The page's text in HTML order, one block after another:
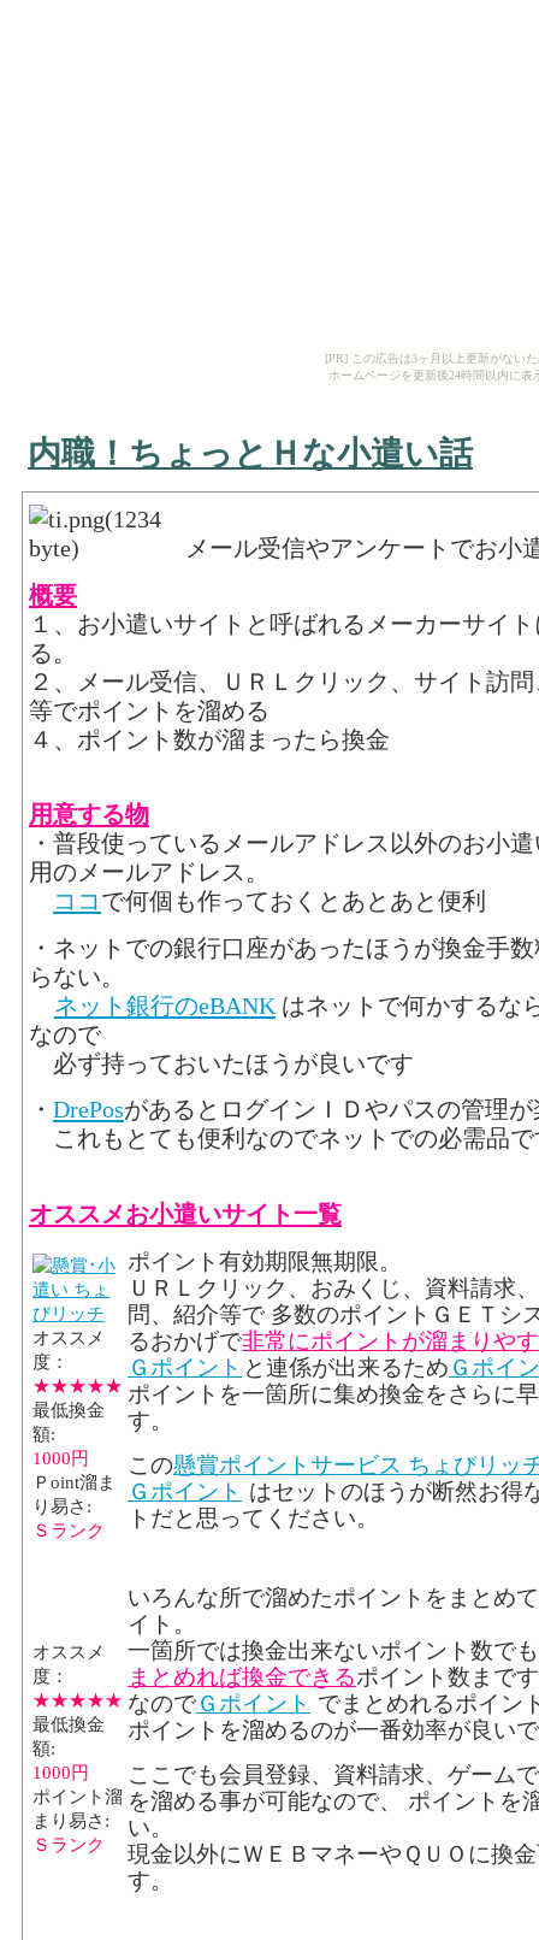
[PR] この広告は3ヶ月以上更新がない
ホームページを更新後24時間以内に表
内職！ちょっとＨな小遣い話
メール受信やアンケートでお小
概要
１、お小遣いサイトと呼ばれるメーカーサイ
る。
２、メール受信、ＵＲＬクリック、サイト訪
等でポイントを溜める
４、ポイント数が溜まったら換金
用意する物
・普段使っているメールアドレス以外のお小
用のメールアドレス。
ココで何個も作っておくとあとあと便利
・ネットでの銀行口座があったほうが換金手
らない。
ネット銀行のeBANK はネットで何かするな
なので
必ず持っておいたほうが良いです
・ DrePosがあるとログインＩＤやパスの管理が
これもとても便利なのでネットでの必需品で
オススメお小遣いサイト一覧
オススメ
度：
★★★★★
最低換金
額:
1000円
Ｐoint溜ま
り易さ:
Ｓランク
ポイント有効期限無期限。
ＵＲＬクリック、おみくじ、資料請求
問、紹介等で 多数のポイントＧＥＴシ
るおかげで非常にポイントが溜まりや
Ｇポイント と連係が出来るため Ｇポイ
ポイントを一箇所に集め換金をさらに
す。
この懸賞ポイントサービス ちょびリッ
Ｇポイント はセットのほうが断然お得
トだと思ってください。
オススメ
度：
★★★★★
最低換金
額:
1000円
ポイント溜
まり易さ:
Ｓランク
いろんな所で溜めたポイントをまとめ
イト。
一箇所では換金出来ないポイント数で
まとめれば換金できるポイント数まで
なので Ｇポイント でまとめれるポイン
ポイントを溜めるのが一番効率が良い
ここでも会員登録、資料請求、ゲーム
を溜める事が可能なので、 ポイントを
い。
現金以外にＷＥＢマネーやＱＵＯに換
す。